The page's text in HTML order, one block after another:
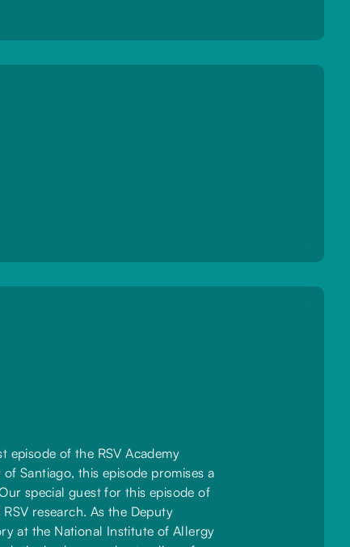
episode of the RSV Academy
Santiago, this episode promises a
special guest for this episode of
research. As the Deputy
at the National Institute of Allergy